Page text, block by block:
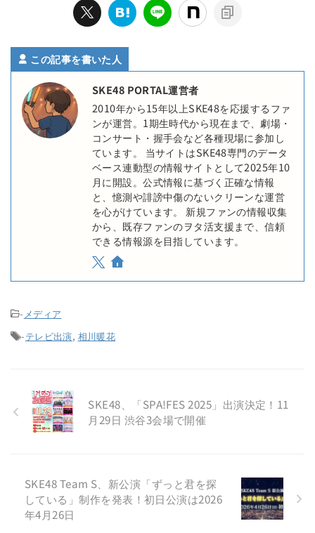
この記事を書いた人
SKE48 PORTAL運営者
2010年から15年以上SKE48を応援するファ
ンが運営。1期生時代から現在まで、劇場・
コンサート・握手会など各種現場に参加し
ています。 当サイトはSKE48専門のデータ
ベース連動型の情報サイトとして2025年10
月に開設。公式情報に基づく正確な情報
と、憶測や誹謗中傷のないクリーンな運営
を心がけています。 新規ファンの情報収集
から、既存ファンのヲタ活支援まで、信頼
できる情報源を目指しています。
- メディア
-テレビ出演, 相川暖花
SKE48、「SPA!FES 2025」出演決定！11
月29日 渋谷3会場で開催
SKE48 Team S、新公演「ずっと君を探
している」制作を発表！初日公演は2026
年4月26日